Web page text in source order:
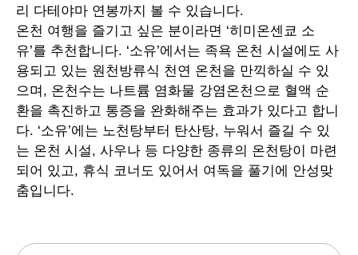
리 다테야마 연봉까지 볼 수 있습니다.
온천 여행을 즐기고 싶은 분이라면 ‘히미온센쿄 소
유’를 추천합니다. ‘소유’에서는 족욕 온천 시설에도 사
용되고 있는 원천방류식 천연 온천을 만끽하실 수 있
으며 , 온천수는 나트륨 염화물 강염온천으로 혈액 순
환을 촉진하고 통증을 완화해주는 효과가 있다고 합니
다. ‘소유’에는 노천탕부터 탄산탕, 누워서 즐길 수 있
는 온천 시설, 사우나 등 다양한 종류의 온천탕이 마련
되어 있고, 휴식 코너도 있어서 여독을 풀기에 안성맞
춤입니다.